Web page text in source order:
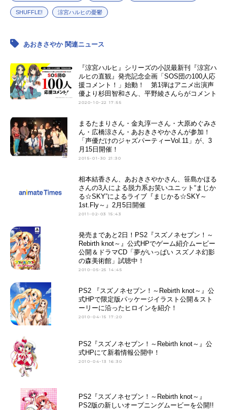
SHUFFLE! 涼宮ハルヒの憂鬱
あおきさやか 関連ニュース
『涼宮ハルヒ』シリーズの小説最新刊『涼宮ハ
ルヒの直観』発売記念企画「SOS団の100人応
援コメント！」始動！ 第1弾はアニメ出演声
優より杉田智和さん、平野綾さんらがコメント
2020-10-22 17:55
まるたまりさん・金丸淳一さん・大原めぐみさ
ん・広橋涼さん・あおきさやかさんが参加！
「声優だけのジャズパーティーVol.11」が、3
月15日開催！
2015-01-30 21:30
相本結香さん、あおきさやかさん、笹島かほる
さんの3人による脱力系お笑いユニット“まじか
る☆SKY”によるライブ『まじかる☆SKY～
1st.Fly～』2月5日開催
2011-02-03 15:43
発売まであと2日！PS2『スズノネセブン！～
Rebirth knot～』公式HPでゲーム紹介ムービー
公開＆ドラマCD「夢がいっぱい スズノネ幻影
の森美術館」試聴中！
2010-05-25 14:45
PS2 『スズノネセブン！～Rebirth knot～』公
式HPで限定版パッケージイラスト公開＆スト
ーリーに沿ったヒロインを紹介！
2010-04-15 17:20
PS2『スズノネセブン！～Rebirth knot～』公
式HPにて新着情報公開中！
2010-04-13 16:30
PS2『スズノネセブン！～Rebirth knot～』
PS2版の新しいオープニングムービーを公開!!